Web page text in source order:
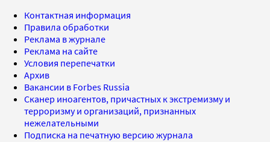
Контактная информация
Правила обработки
Реклама в журнале
Реклама на сайте
Условия перепечатки
Архив
Вакансии в Forbes Russia
Сканер иноагентов, причастных к экстремизму и
терроризму и организаций, признанных
нежелательными
Подписка на печатную версию журнала